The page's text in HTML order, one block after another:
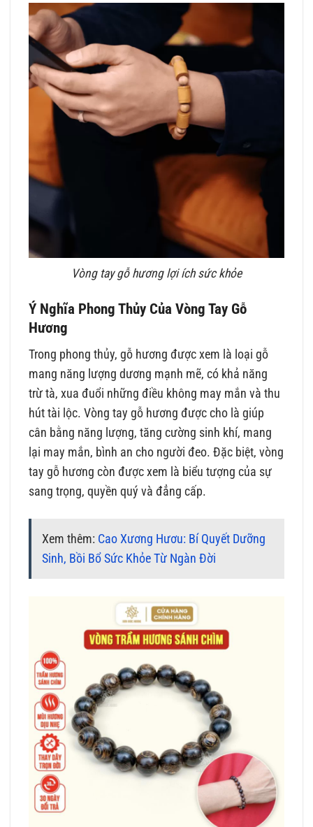
Vòng tay gỗ hương lợi ích sức khỏe
Ý Nghĩa Phong Thủy Của Vòng Tay Gỗ
Hương
Trong phong thủy, gỗ hương được xem là loại gỗ
mang năng lượng dương mạnh mẽ, có khả năng
trừ tà, xua đuổi những điều không may mắn và thu
hút tài lộc. Vòng tay gỗ hương được cho là giúp
cân bằng năng lượng, tăng cường sinh khí, mang
lại may mắn, bình an cho người đeo. Đặc biệt, vòng
tay gỗ hương còn được xem là biểu tượng của sự
sang trọng, quyền quý và đẳng cấp.
Xem thêm: Cao Xương Hươu: Bí Quyết Dưỡng
Sinh, Bồi Bổ Sức Khỏe Từ Ngàn Đời